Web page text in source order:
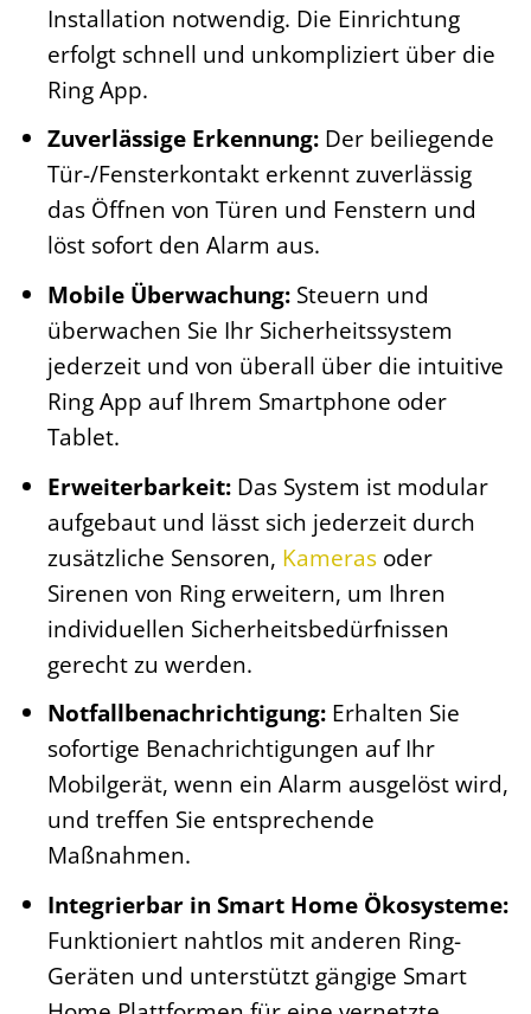
Installation notwendig. Die Einrichtung
erfolgt schnell und unkompliziert über die
Ring App.
Zuverlässige Erkennung:Der beiliegende
Tür-/Fensterkontakt erkennt zuverlässig
das Öffnen von Türen und Fenstern und
löst sofort den Alarm aus.
Mobile Überwachung:Steuern und
überwachen Sie Ihr Sicherheitssystem
jederzeit und von überall über die intuitive
Ring App auf Ihrem Smartphone oder
Tablet.
Erweiterbarkeit:Das System ist modular
aufgebaut und lässt sich jederzeit durch
zusätzliche Sensoren, Kamerasoder
Sirenen von Ring erweitern, um Ihren
individuellen Sicherheitsbedürfnissen
gerecht zu werden.
Notfallbenachrichtigung:Erhalten Sie
sofortige Benachrichtigungen auf Ihr
Mobilgerät, wenn ein Alarm ausgelöst wird,
und treffen Sie entsprechende
Maßnahmen.
Integrierbar in Smart Home Ökosysteme:
Funktioniert nahtlos mit anderen Ring-
Geräten und unterstützt gängige Smart